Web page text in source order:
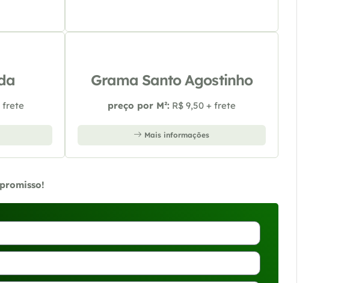
frete
Grama Santo Agostinho
preço por M²: R$ 9,50 + frete
Mais informações